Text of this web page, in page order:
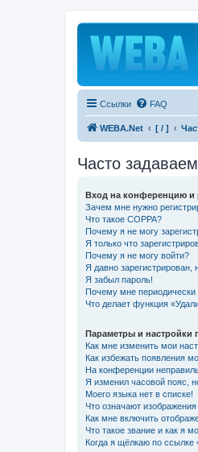
Ссылки FAQ
WEBA.Net [ / ]
Часто
Вход на конференцию и
Зачем мне нужно
Что такое COPPA?
Почему я не могу
Я только что
Почему я не могу войти?
Я давно зарегистрирован,
Я забыл пароль!
Почему мне периодически
Что делает функция
Параметры и настройки
Как мне изменить мои
Как избежать появления
На конференции
Я изменил часовой пояс,
Моего языка нет в списке!
Что означают
Как мне включить
Что такое звание и как я
Когда я щёлкаю по ссылке